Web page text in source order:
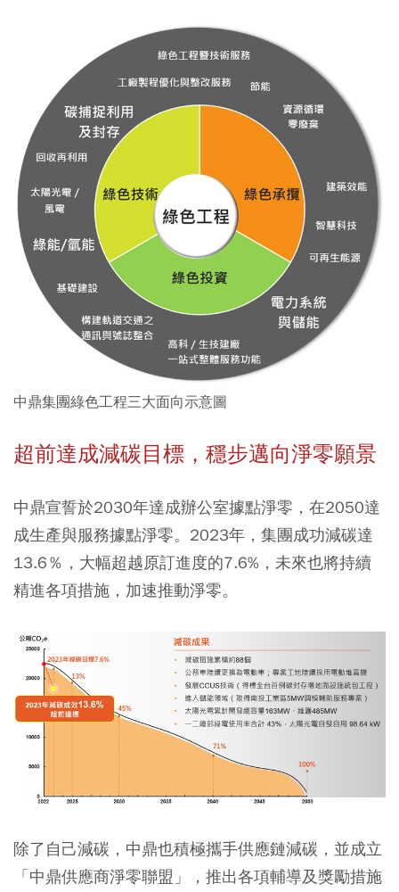
中鼎集團綠色工程三大面向示意圖
超前達成減碳目標，穩步邁向淨零願景
中鼎宣誓於2030年達成辦公室據點淨零，在2050達
成生產與服務據點淨零。2023年，集團成功減碳達
13.6％，大幅超越原訂進度的7.6%，未來也將持續
精進各項措施，加速推動淨零。
除了自己減碳，中鼎也積極攜手供應鏈減碳，並成立
「中鼎供應商淨零聯盟」，推出各項輔導及獎勵措施